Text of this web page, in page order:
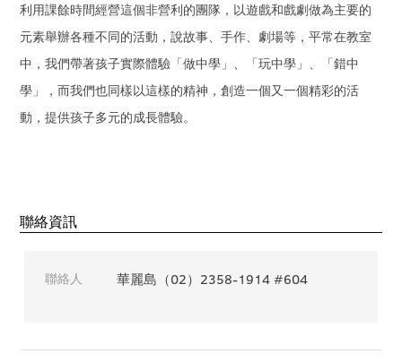
利用課餘時間經營這個非營利的團隊，以遊戲和戲劇做為主要的
元素舉辦各種不同的活動，說故事、手作、劇場等，平常在教室
中，我們帶著孩子實際體驗「做中學」、「玩中學」、「錯中
學」，而我們也同樣以這樣的精神，創造一個又一個精彩的活
動，提供孩子多元的成長體驗。
聯絡資訊
聯絡人 華麗島（02）2358-1914 #604